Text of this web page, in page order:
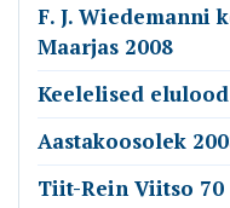
F. J. Wiedemanni
Maarjas 2008
Keelelised
Aastakoosolek
Tiit-Rein Viitso 70